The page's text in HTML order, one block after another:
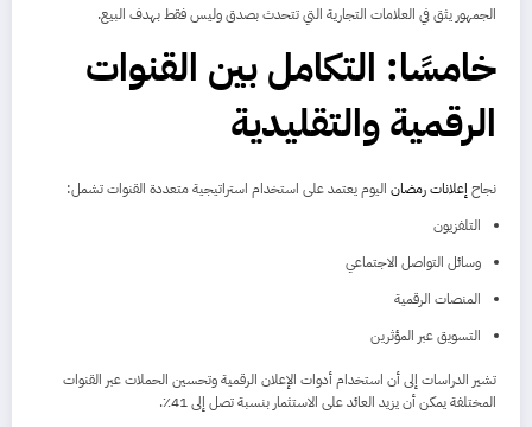
الجمهور يثق في العلامات التجارية التي تتحدث بصدق وليس فقط بهدف البيع.
خامسًا: التكامل بين القنوات
الرقمية والتقليدية
نجاح إعلانات رمضان اليوم يعتمد على استخدام استراتيجية متعددة القنوات تشمل:
التلفزيون
وسائل التواصل الاجتماعي
المنصات الرقمية
التسويق عبر المؤثرين
تشير الدراسات إلى أن استخدام أدوات الإعلان الرقمية وتحسين الحملات عبر القنوات
المختلفة يمكن أن يزيد العائد على الاستثمار بنسبة تصل إلى 41٪.